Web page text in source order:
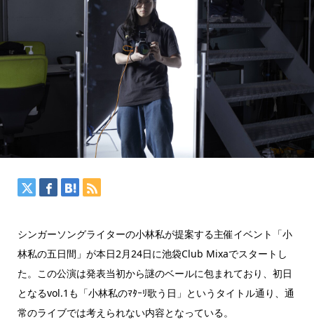
シンガーソングライターの小林私が提案する主催イベント「小
林私の五日間」が本日2月24日に池袋Club Mixaでスタートし
た。この公演は発表当初から謎のベールに包まれており、初日
となるvol.1も「小林私のﾏﾀｰﾘ歌う日」というタイトル通り、通
常のライブでは考えられない内容となっている。